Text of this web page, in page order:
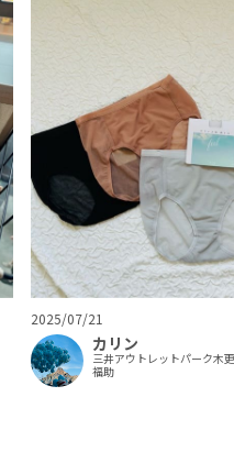
2025/07/21
カリン
三井アウトレットパーク木
福助